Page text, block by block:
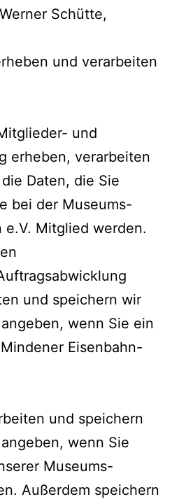
Schütte,
und verarbeiten
und
erheben, verarbeiten
Daten, die Sie
bei der Museums-
e.V. Mitglied werden.
und speichern wir
wenn Sie ein
Eisenbahn-
und speichern
wenn Sie
Museums-
Außerdem speichern